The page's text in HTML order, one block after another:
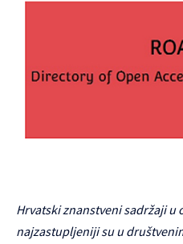
Hrvatski znanstveni sadržaji
najzastupljeniji su u